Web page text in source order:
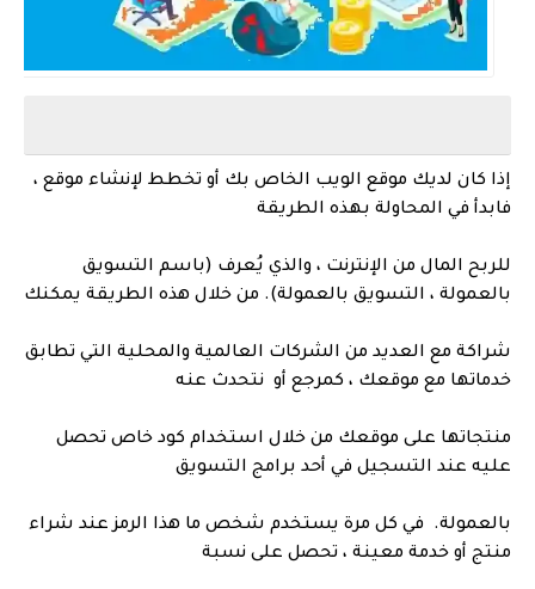
إذا كان لديك موقع الويب الخاص بك أو تخطط لإنشاء موقع ،
فابدأ في المحاولة بهذه الطريقة
للربح المال من الإنترنت ، والذي يُعرف (باسم التسويق
بالعمولة ، التسويق بالعمولة). من خلال هذه الطريقة يمكنك
شراكة مع العديد من الشركات العالمية والمحلية التي تطابق
خدماتها مع موقعك ، كمرجع أو نتحدث عنه
منتجاتها على موقعك من خلال استخدام كود خاص تحصل
عليه عند التسجيل في أحد برامج التسويق
بالعمولة. في كل مرة يستخدم شخص ما هذا الرمز عند شراء
منتج أو خدمة معينة ، تحصل على نسبة